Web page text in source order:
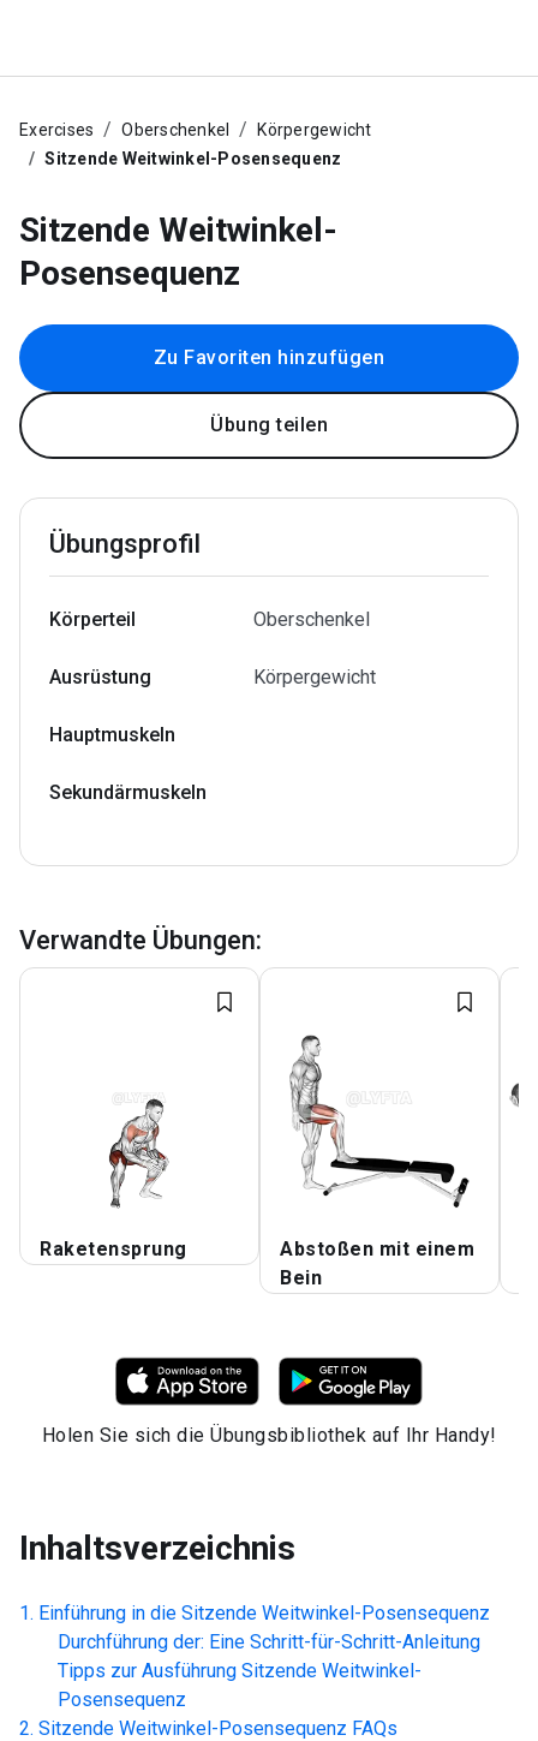
Exercises Oberschenkel
Körpergewicht
Sitzende Weitwinkel-Posensequenz
Sitzende Weitwinkel-
Posensequenz
Zu Favoriten hinzufügen
Übung teilen
Übungsprofil
Körperteil Oberschenkel
Ausrüstung Körpergewicht
Hauptmuskeln
Sekundärmuskeln
Verwandte Übungen:
Raketensprung
Abstoßen mit einem
Bein
Holen Sie sich die Übungsbibliothek auf Ihr Handy!
Inhaltsverzeichnis
Einführung in die Sitzende Weitwinkel-Posensequenz
Durchführung der: Eine Schritt-für-Schritt-Anleitung
Tipps zur Ausführung Sitzende Weitwinkel-
Posensequenz
Sitzende Weitwinkel-Posensequenz FAQs